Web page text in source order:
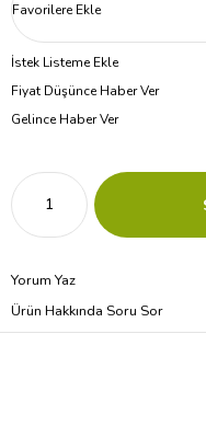
Favorilere Ekle
İstek Listeme Ekle
Fiyat Düşünce Haber Ver
Gelince Haber Ver
Yorum Yaz
Ürün Hakkında Soru Sor